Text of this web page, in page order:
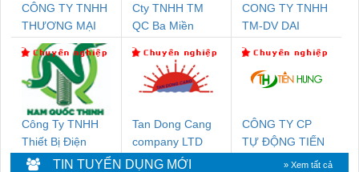
CÔNG TY TNHH
THƯƠNG MẠI
THIÊN ÂN VIỆT
NAM
Cty TNHH TM
QC Ba Miền
CONG TY TNHH
TM-DV DAI
Công Ty TNHH
Thiết Bị Điện
Nam Quốc Thịnh
Tan Dong Cang
company LTD
CÔNG TY CP
TỰ ĐỘNG TIẾN
TIN TUYỂN DỤNG MỚI » Xem tất cả